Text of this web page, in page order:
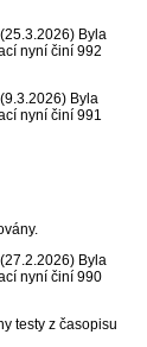
(25.3.2026) Byla
nyní činí 992
(9.3.2026) Byla
nyní činí 991
(27.2.2026) Byla
nyní činí 990
testy z časopisu